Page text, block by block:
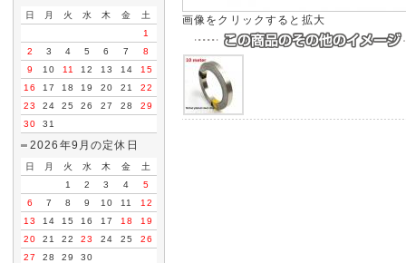
日 月 火 水 木 金
土
1
2
3 4 5 6 7
8
9
10 11 12 13 14
15
16
17 18 19 20 21
22
23
24 25 26 27 28
29
30
31
2026年9月の定休日
日 月 火 水 木 金
土
1
2 3 4
5
6
7 8 9 10 11
12
13
14 15 16 17 18
19
20
21 22 23 24 25
26
27
28 29 30
画像をクリックすると拡大